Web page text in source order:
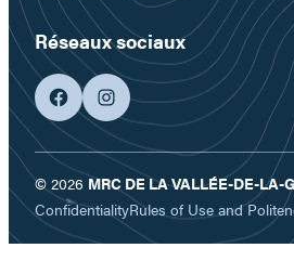
Réseaux sociaux
facebookgoogleplus
© 2026 MRC DE LA VALLÉE-DE-LA-
ConfidentialityRules of Use and